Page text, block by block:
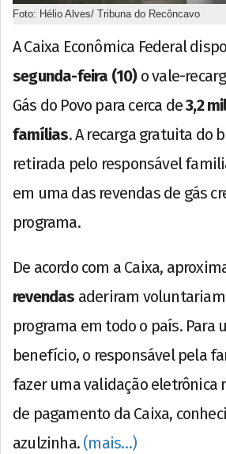
Foto: Hélio Alves/ Tribuna do Recôncavo
A Caixa Econômica Federal
segunda-feira (10)o vale-
Gás do Povo para cerca de3,2
famílias. A recarga gratuita do
retirada pelo responsável
em uma das revendas de gás
programa.
De acordo com a Caixa,
revendas aderiram
programa em todo o país. Para
benefício, o responsável pela
fazer uma validação eletrônica
de pagamento da Caixa,
azulzinha. (mais…)